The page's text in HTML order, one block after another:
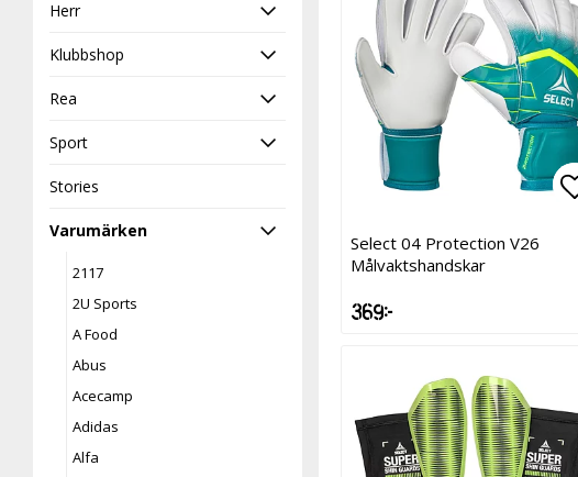
Herr
Klubbshop
Rea
Sport
Stories
Varumärken
2117
2U Sports
A Food
Abus
Acecamp
Adidas
Alfa
Select 04 Protection V26
Målvaktshandskar
369 kr